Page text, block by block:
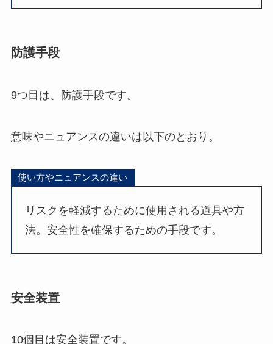
防護手段
9つ目は、防護手段です。
意味やニュアンスの違いは以下のとおり。
使い方やニュアンスの違い
リスクを軽減するために使用される道具や方
法。安全性を確保するための手段です。
安全装置
10個目は安全装置です。